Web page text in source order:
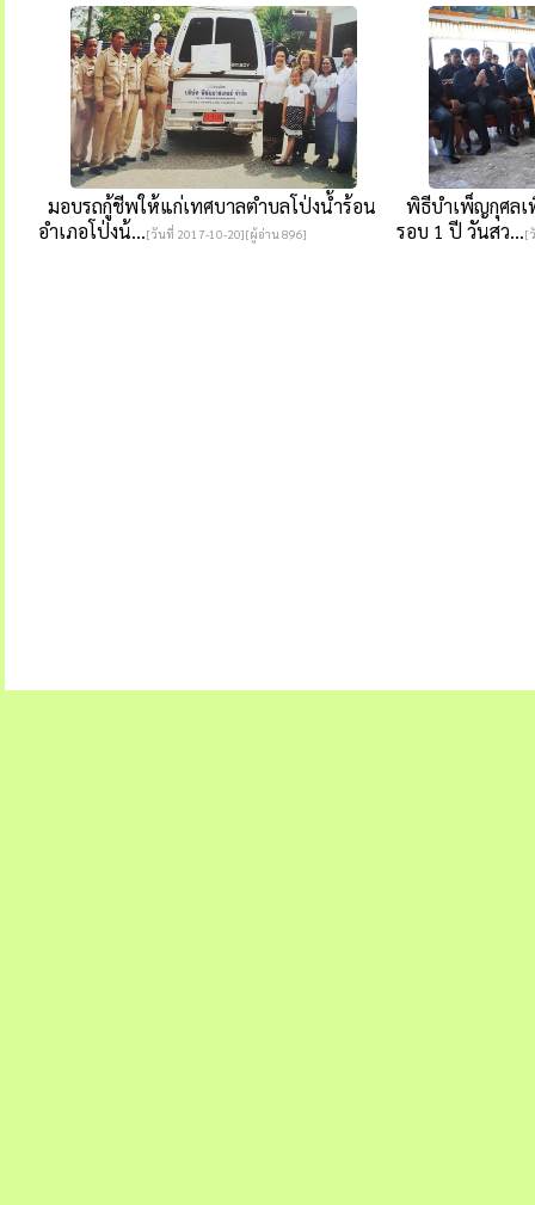
มอบรถกู้ชีพให้แก่เทศบาลตำบลโป่งน้ำร้อน
อำเภอโป่งน้...[วันที่ 2017-10-20][ผู้อ่าน 896]
พิธีบำเพ็ญกุศลเ
รอบ 1 ปี วันสว...[